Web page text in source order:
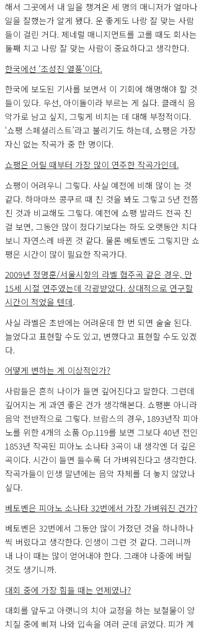
해서 그곳에서 내 일을 챙겨온 세 명의 매니저가 얼마나
일을 잘했는가 알게 됐다. 운 좋게도 나랑 잘 맞는 사람
들이 걸린 거다. 제네럴 매니지먼트를 고를 때도 회사는
둘째 치고 나랑 잘 맞는 사람이 중요하다고 생각한다.
한국에선 ‘조성진 열풍’이다.
한국에 보도된 기사를 보면서 이 기회에 해명해야 할 것
들이 있다. 우선, 아이돌이라 부르는 게 싫다. 클래식 음
악가로 남고 싶지, 그렇게 비치는 데 대해 부정적이다.
‘쇼팽 스페셜리스트’라고 불리기도 하는데, 쇼팽은 가장
자신 없는 작곡가 중 한 명이다.
쇼팽은 어릴 때부터 가장 많이 연주한 작곡가인데.
쇼팽이 어려우니 그렇다. 사실 예전에 비해 많이 는 것
같다. 하마마쓰 콩쿠르 때 친 것을 봐도 그렇고 5년 전쯤
친 것과 비교해도 그렇다. 예전에 쇼팽 발라드 전곡 친
걸 보면, 그동안 많이 쳤다기보다는 하도 오랫동안 치다
보니 자연스레 바뀐 것 같다. 물론 베토벤도 그렇지만 쇼
팽은 시간이 많이 필요한 작곡가다.
2009년 정명훈/서울시향의 라벨 협주곡 같은 경우, 만
15세 시절 연주였는데 각광받았다. 상대적으로 연구할
시간이 적었을 텐데.
사실 라벨은 초반에는 어려운데 한 번 되면 술술 된다.
늘었다고 표현할 수도 있고, 변했다고 표현할 수도 있겠
다.
어떻게 변하는 게 이상적인가?
사람들은 흔히 나이가 들면 깊어진다고 말한다. 그런데
깊어지는 게 과연 좋은 건가 생각해본다. 쇼팽뿐 아니라
음악 전반적으로 그렇다. 브람스의 경우, 1893년작 피아
노를 위한 4개의 소품 Op.119를 보면 그보다 40년 전인
1853년 작곡된 피아노 소나타 3곡이 내 생각엔 더 깊은
곡이다. 시간이 들면 들수록 더 가벼워진다고 생각한다.
작곡가들이 인생 말년에는 음악 자체를 더 놓지 않았나
싶다.
베토벤은 피아노 소나타 32번에서 가장 가벼워진 건가?
베토벤은 32번에서 그동안 많이 가졌던 것을 하나하나
씩 버렸다고 생각한다. 인생이 그런 것 같다. 그러니까
내 나이 때는 많이 얻어내야 한다. 그래야 나중에 버릴
것도 생기니까.
대회 중에 가장 힘들 때는 언제였나?
대회를 앞두고 아랫니의 치아 교정을 하는 보철물이 양
치질 중에 삐져 나와 입속을 여러 군데 긁었다. 피가 계